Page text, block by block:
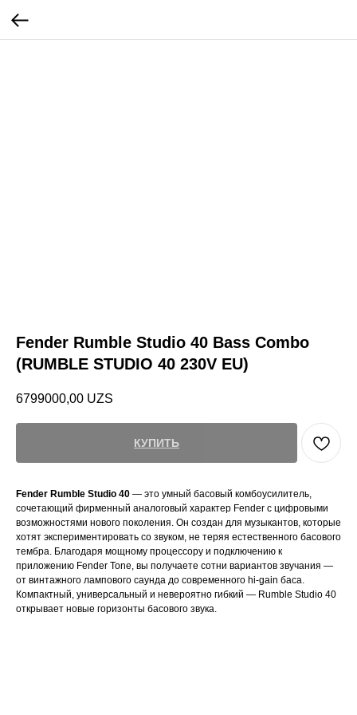
Fender Rumble Studio 40 Bass Combo
(RUMBLE STUDIO 40 230V EU)
6799000,00 UZS
КУПИТЬ
Fender Rumble Studio 40 — это умный басовый комбоусилитель,
сочетающий фирменный аналоговый характер Fender с цифровыми
возможностями нового поколения. Он создан для музыкантов, которые
хотят экспериментировать со звуком, не теряя естественного басового
тембра. Благодаря мощному процессору и подключению к
приложению Fender Tone, вы получаете сотни вариантов звучания —
от винтажного лампового саунда до современного hi-gain баса.
Компактный, универсальный и невероятно гибкий — Rumble Studio 40
открывает новые горизонты басового звука.